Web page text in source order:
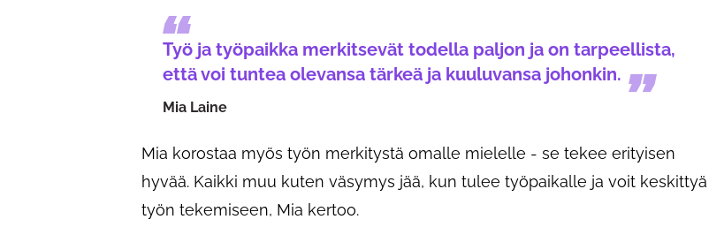
Työ ja työpaikka merkitsevät todella paljon ja on tarpeellista,
että voi tuntea olevansa tärkeä ja kuuluvansa johonkin.
Mia Laine
Mia korostaa myös työn merkitystä omalle mielelle - se tekee erityisen
hyvää. Kaikki muu kuten väsymys jää, kun tulee työpaikalle ja voit keskittyä
työn tekemiseen, Mia kertoo.